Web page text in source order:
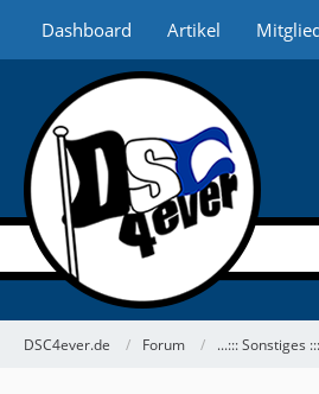
Dashboard Artikel
DSC4ever.de Forum ...::: Sonstiges